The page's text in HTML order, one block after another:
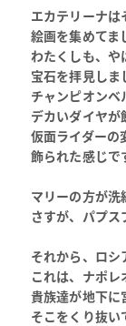
エカテリーナは
絵画を集めてま
わたくしも、や
宝石を拝見しま
チャンピオンベ
デカいダイヤが
仮面ライダーの
飾られた感じで
マリーの方が洗
さすが、パプス
それから、ロ
これは、ナポ
貴族達が地下に
そこをくり抜い